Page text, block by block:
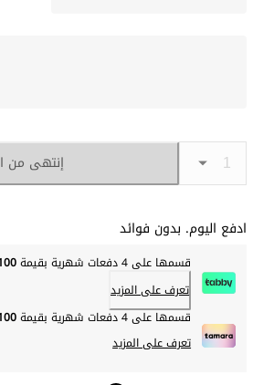
إنتهى من
ادفع اليوم. بدون فوائد
قسمها على 4 دفعات شهرية بقيمة 100
تعرف على المزيد
قسمها على 4 دفعات شهرية بقيمة
100
تعرف على المزيد